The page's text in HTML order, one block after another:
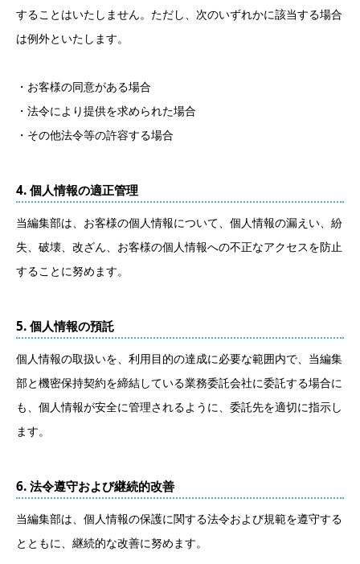
することはいたしません。ただし、次のいずれかに該当する場合
は例外といたします。
・お客様の同意がある場合
・法令により提供を求められた場合
・その他法令等の許容する場合
4. 個人情報の適正管理
当編集部は、お客様の個人情報について、個人情報の漏えい、紛
失、破壊、改ざん、お客様の個人情報への不正なアクセスを防止
することに努めます。
5. 個人情報の預託
個人情報の取扱いを、利用目的の達成に必要な範囲内で、当編集
部と機密保持契約を締結している業務委託会社に委託する場合に
も、個人情報が安全に管理されるように、委託先を適切に指示し
ます。
6. 法令遵守および継続的改善
当編集部は、個人情報の保護に関する法令および規範を遵守する
とともに、継続的な改善に努めます。